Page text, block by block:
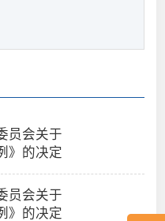
员会关于
》的决定
员会关于
》的决定